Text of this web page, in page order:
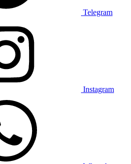
Telegram
Instagram